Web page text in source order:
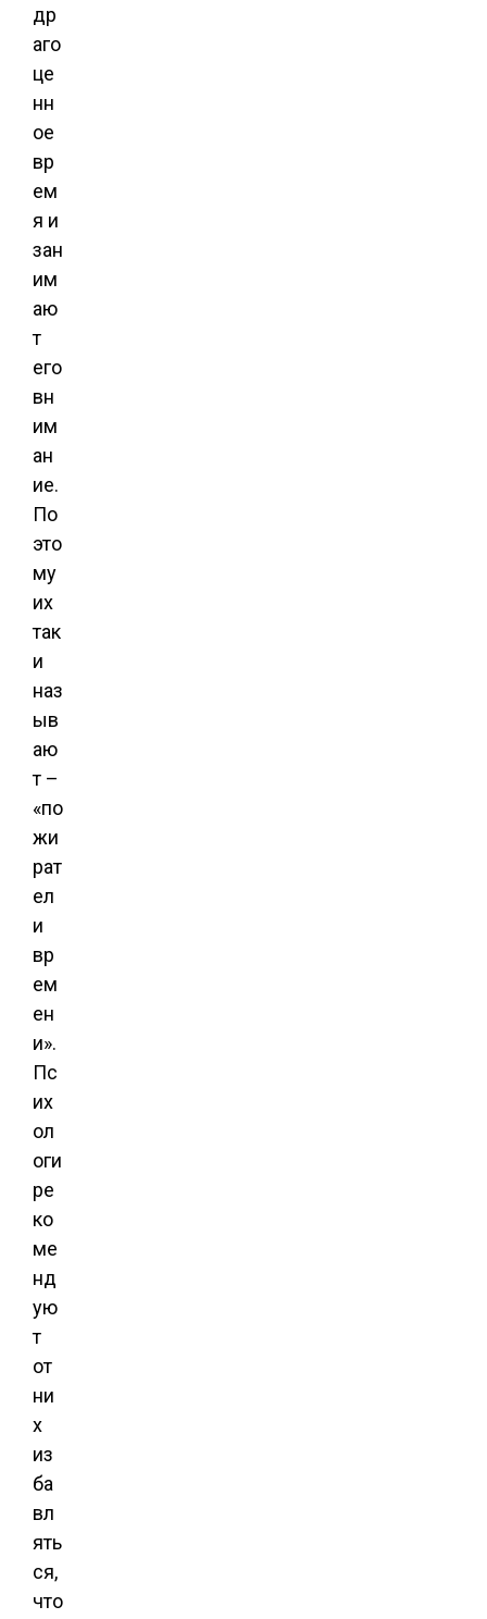
др
аго
це
нн
ое
вр
ем
я и
зан
им
аю
т
его
вн
им
ан
ие.
По
это
му
их
так
и
наз
ыв
аю
т –
«по
жи
рат
ел
и
вр
ем
ен
и».
Пс
их
ол
оги
ре
ко
ме
нд
ую
т
от
ни
х
из
ба
вл
ять
ся,
что